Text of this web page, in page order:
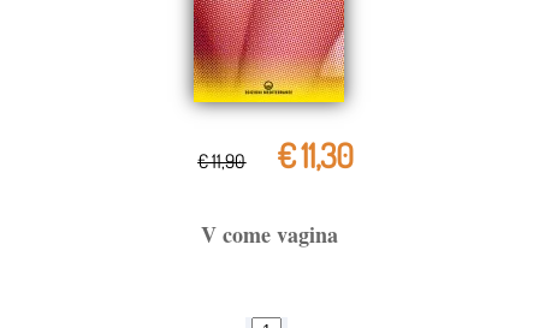
€ 11,90 € 11,30
V come vagina